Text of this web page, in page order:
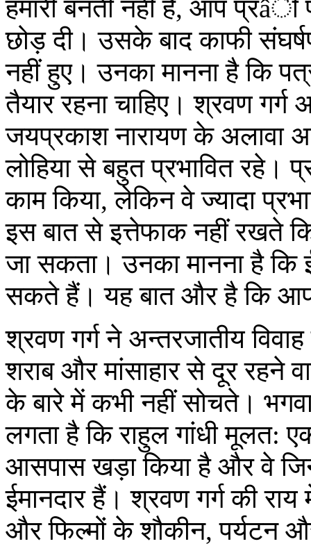
हमारी बनती नहीं है, आप प्रâी
छोड़ दी। उसके बाद काफी
नहीं हुए। उनका मानना है कि
तैयार रहना चाहिए। श्रवण गर्ग
जयप्रकाश नारायण के अलावा
लोहिया से बहुत प्रभावित रहे।
काम किया, लेकिन वे ज्यादा
इस बात से इत्तेफाक नहीं रखते
जा सकता। उनका मानना है
सकते हैं। यह बात और है कि
श्रवण गर्ग ने अन्तरजातीय
शराब और मांसाहार से दूर रहने
के बारे में कभी नहीं सोचते।
लगता है कि राहुल गांधी मूलत:
आसपास खड़ा किया है और वे
ईमानदार हैं। श्रवण गर्ग की
और फिल्मों के शौकीन, पर्यटन